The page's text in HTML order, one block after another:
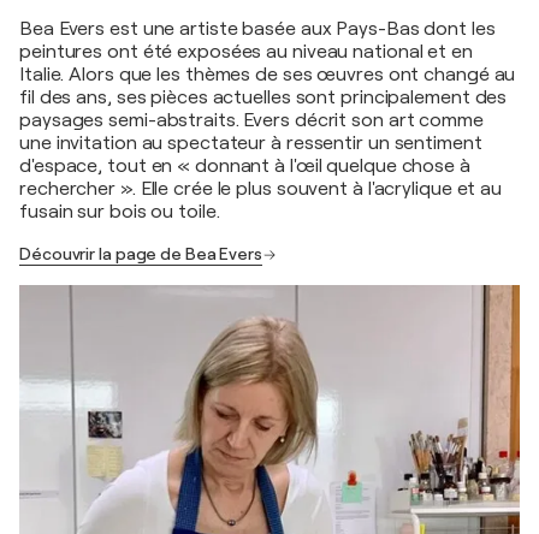
Bea Evers est une artiste basée aux Pays-Bas dont les
peintures ont été exposées au niveau national et en
Italie. Alors que les thèmes de ses œuvres ont changé au
fil des ans, ses pièces actuelles sont principalement des
paysages semi-abstraits. Evers décrit son art comme
une invitation au spectateur à ressentir un sentiment
d'espace, tout en « donnant à l'œil quelque chose à
rechercher ». Elle crée le plus souvent à l'acrylique et au
fusain sur bois ou toile.
Découvrir la page de Bea Evers